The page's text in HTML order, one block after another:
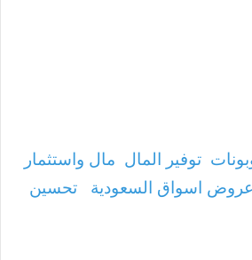
توفير المال مال واستثمار
عروض اسواق السعودية
تحسين